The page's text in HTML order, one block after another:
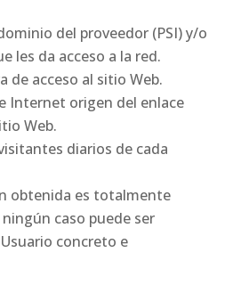
del proveedor (PSI) y/o
les da acceso a la red.
de acceso al sitio Web.
Internet origen del enlace
Web.
diarios de cada
obtenida es totalmente
caso puede ser
concreto e